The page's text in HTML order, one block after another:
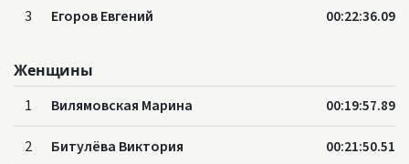
3 Егоров Евгений 00:22:36.09
Женщины
1 Вилямовская Марина 00:19:57.89
2 Битулёва Виктория 00:21:50.51